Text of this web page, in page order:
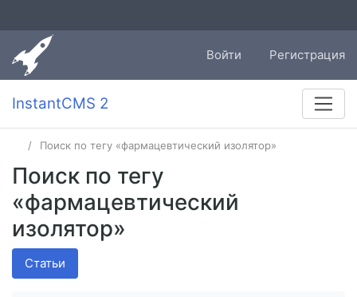
Войти Регистрация
InstantCMS 2
Поиск по тегу «фармацевтический изолятор»
Поиск по тегу
«фармацевтический
изолятор»
Статьи